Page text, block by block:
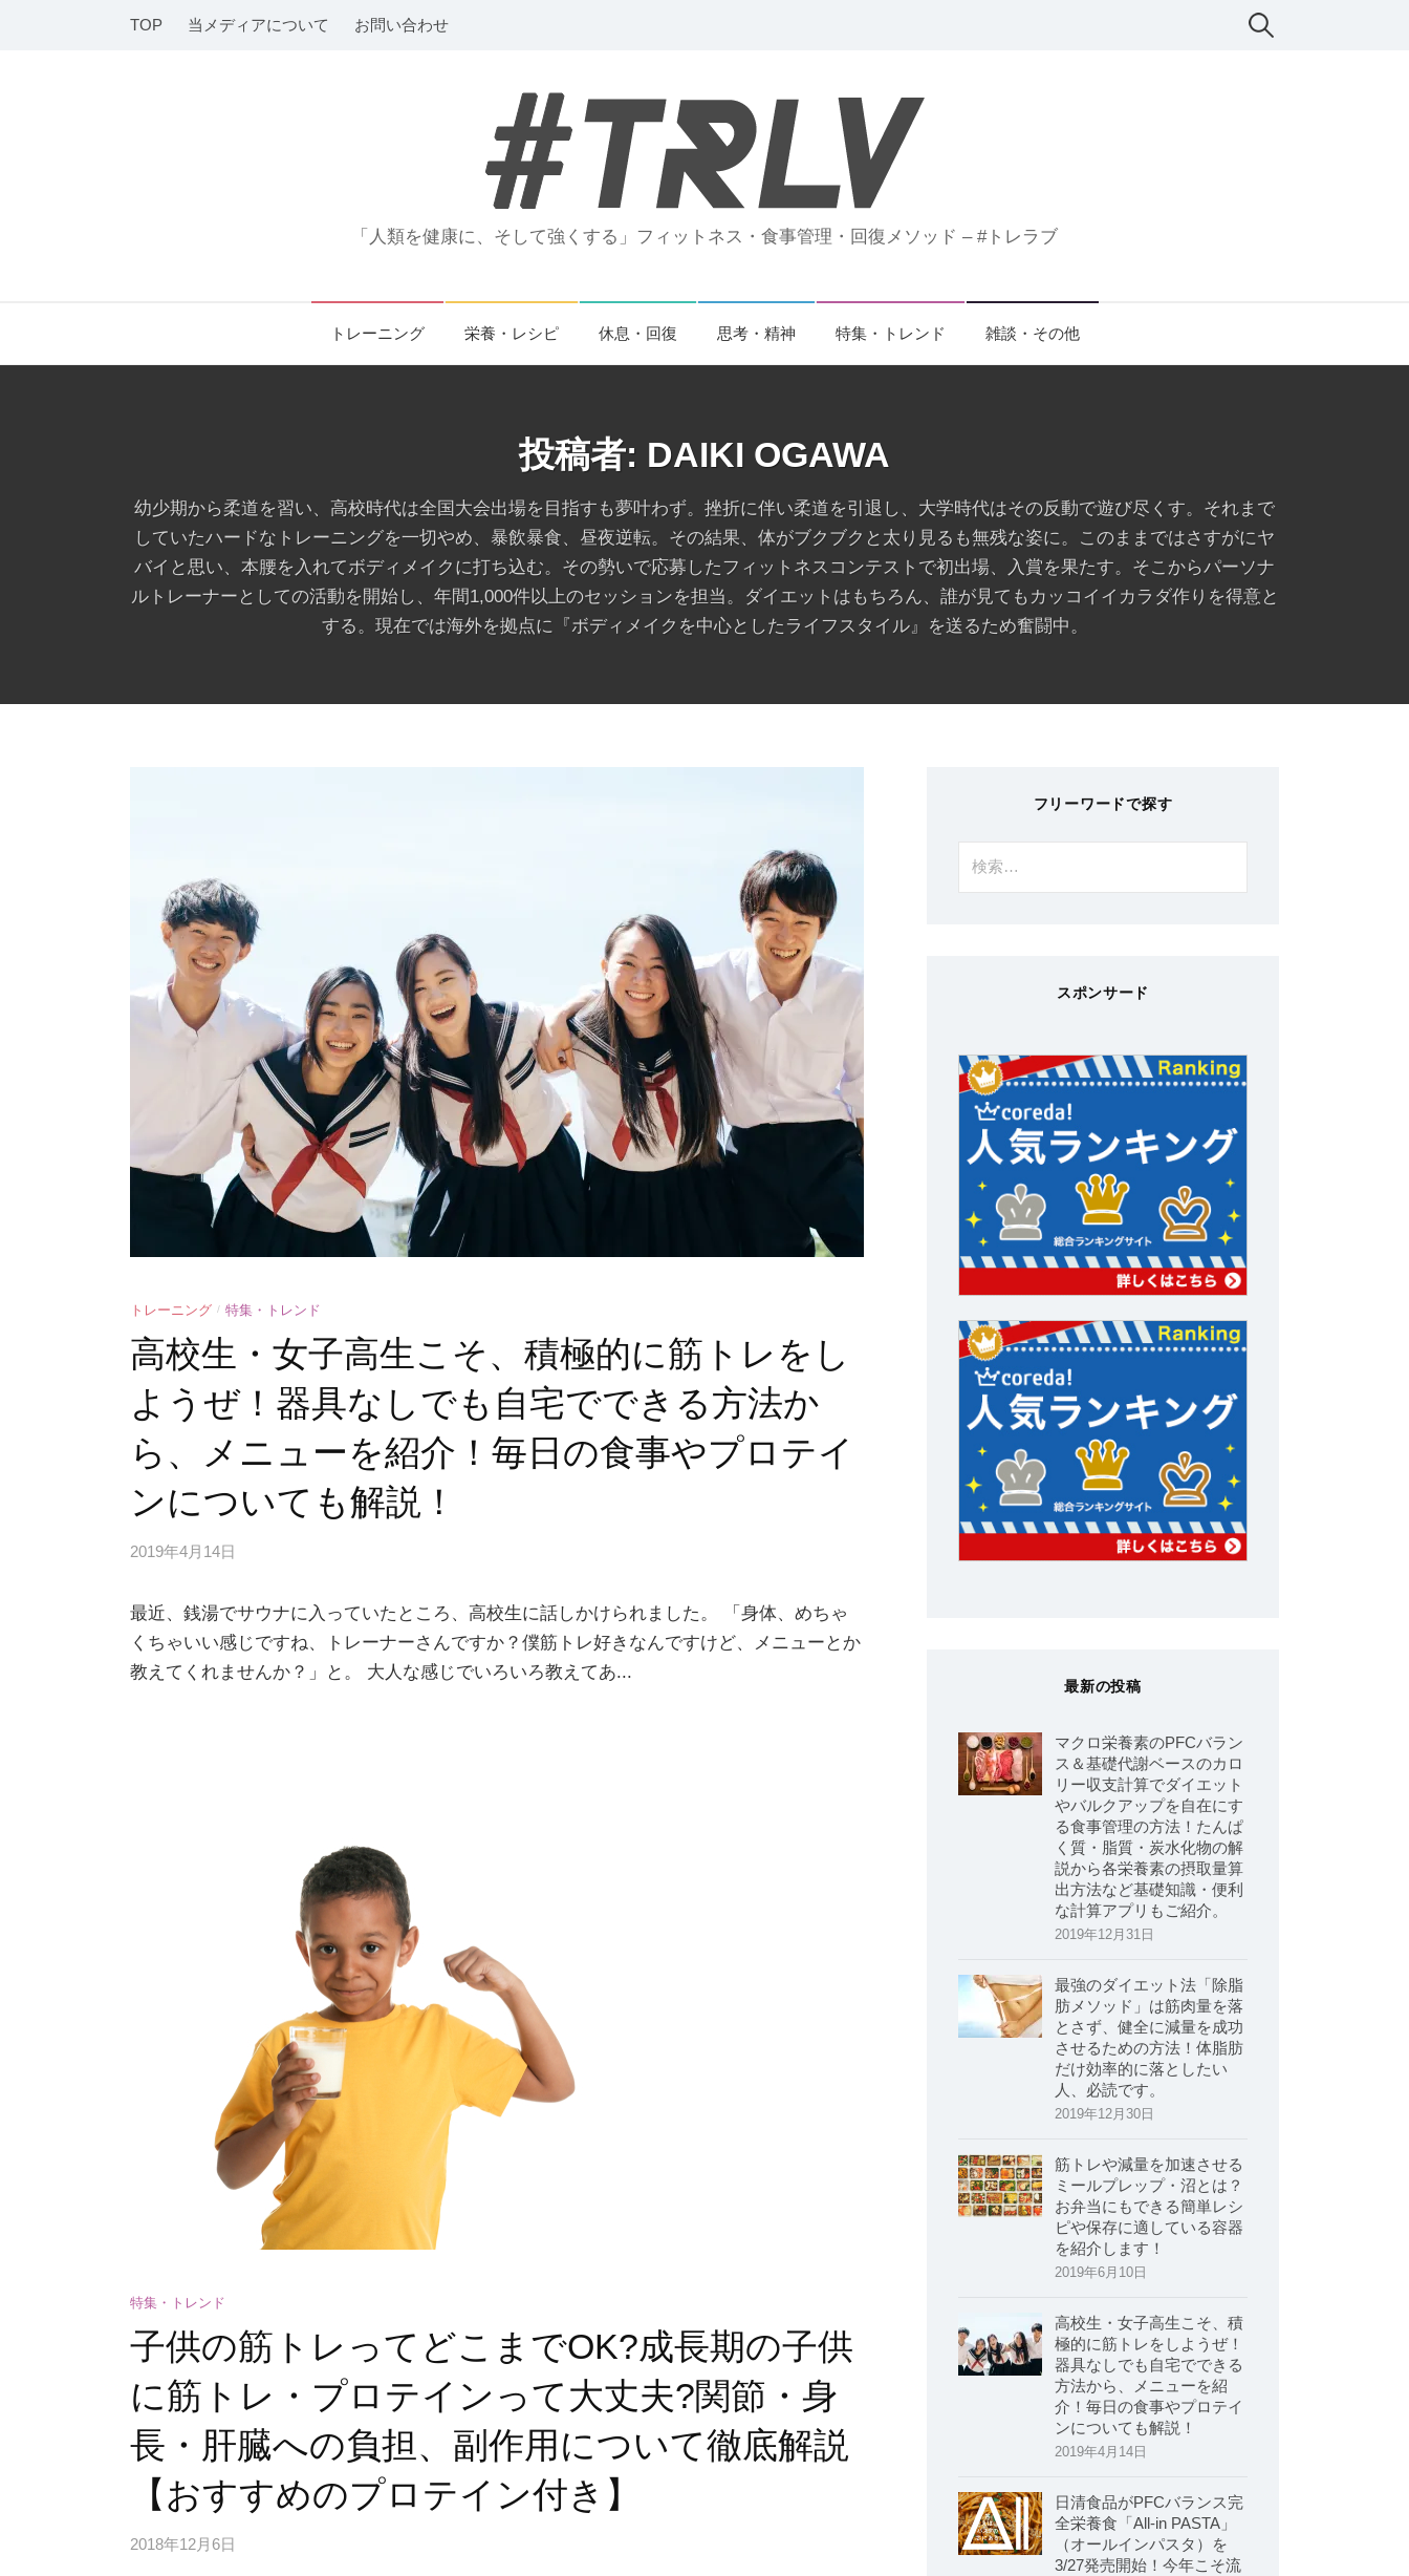
TOP 当メディアについて お問い合わせ 検
「人類を健康に、そして強くする」フィットネス・食事管理・回復メソッド – #トレラブ
トレーニング 栄養・レシピ 休息・回復 思考・精神 特集・トレンド 雑談・その他
投稿者: DAIKI OGAWA
幼少期から柔道を習い、高校時代は全国大会出場を目指すも夢叶わず。挫折に伴い柔道を引退し、大学時代はその反動で遊び尽くす。それまで
していたハードなトレーニングを一切やめ、暴飲暴食、昼夜逆転。その結果、体がブクブクと太り見るも無残な姿に。このままではさすがにヤ
バイと思い、本腰を入れてボディメイクに打ち込む。その勢いで応募したフィットネスコンテストで初出場、入賞を果たす。そこからパーソナ
ルトレーナーとしての活動を開始し、年間1,000件以上のセッションを担当。ダイエットはもちろん、誰が見てもカッコイイカラダ作りを得意と
する。現在では海外を拠点に『ボディメイクを中心としたライフスタイル』を送るため奮闘中。
トレーニング / 特集・トレンド
高校生・女子高生こそ、積極的に筋トレをし
ようぜ！器具なしでも自宅でできる方法か
ら、メニューを紹介！毎日の食事やプロテイ
ンについても解説！
2019年4月14日
最近、銭湯でサウナに入っていたところ、高校生に話しかけられました。 「身体、めちゃ
くちゃいい感じですね、トレーナーさんですか？僕筋トレ好きなんですけど、メニューとか
教えてくれませんか？」と。 大人な感じでいろいろ教えてあ...
特集・トレンド
子供の筋トレってどこまでOK?成長期の子供
に筋トレ・プロテインって大丈夫?関節・身
長・肝臓への負担、副作用について徹底解説
【おすすめのプロテイン付き】
2018年12月6日
フリーワードで探す
索:
スポンサード
最新の投稿
マクロ栄養素のPFCバラン
ス＆基礎代謝ベースのカロ
リー収支計算でダイエット
やバルクアップを自在にす
る食事管理の方法！たんぱ
く質・脂質・炭水化物の解
説から各栄養素の摂取量算
出方法など基礎知識・便利
な計算アプリもご紹介。
2019年12月31日
最強のダイエット法「除脂
肪メソッド」は筋肉量を落
とさず、健全に減量を成功
させるための方法！体脂肪
だけ効率的に落としたい
人、必読です。
2019年12月30日
筋トレや減量を加速させる
ミールプレップ・沼とは？
お弁当にもできる簡単レシ
ピや保存に適している容器
を紹介します！
2019年6月10日
高校生・女子高生こそ、積
極的に筋トレをしようぜ！
器具なしでも自宅でできる
方法から、メニューを紹
介！毎日の食事やプロテイ
ンについても解説！
2019年4月14日
日清食品がPFCバランス完
全栄養食「All-in PASTA」
（オールインパスタ）を
3/27発売開始！今年こそ流